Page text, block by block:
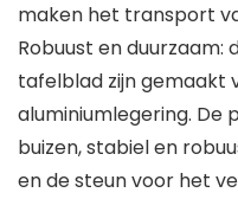
maken het transport
Robuust en
tafelblad zijn gemaakt
aluminiumlegering. De
buizen, stabiel en
en de steun voor het